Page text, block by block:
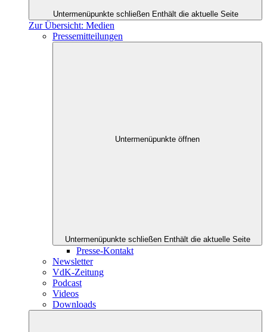
Untermenüpunkte schließen Enthält die aktuelle Seite
Zur Übersicht: Medien
Pressemitteilungen
Untermenüpunkte öffnen
Untermenüpunkte schließen Enthält die aktuelle Seite
Presse-Kontakt
Newsletter
VdK-Zeitung
Podcast
Videos
Downloads